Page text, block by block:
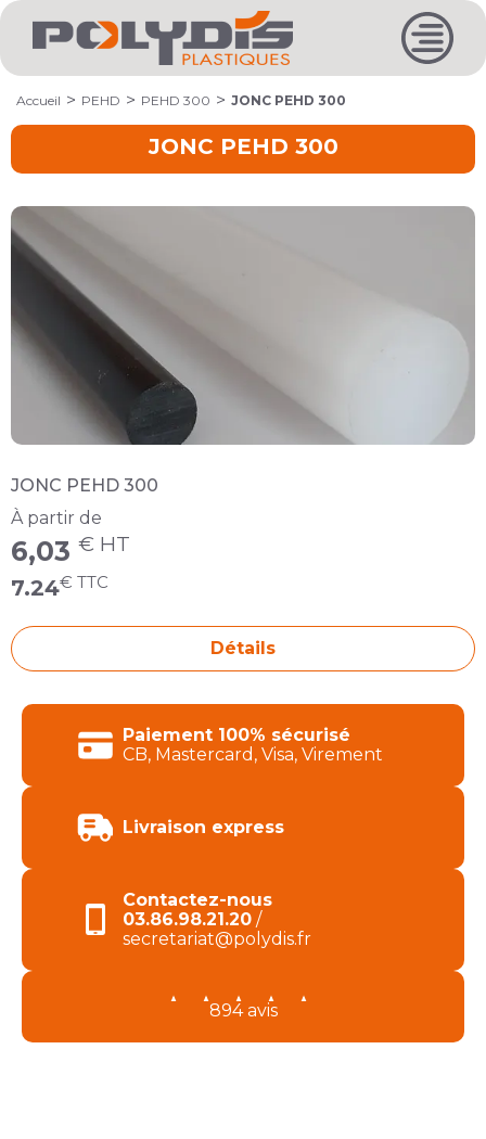
Accueil PEHD PEHD 300 JONC PEHD 300
JONC PEHD 300
JONC PEHD 300
À partir de
6,03 € HT
7.24€ TTC
Détails
Paiement 100% sécurisé
CB, Mastercard, Visa, Virement
Livraison express
Contactez-nous
03.86.98.21.20 /
secretariat@polydis.fr
894 avis